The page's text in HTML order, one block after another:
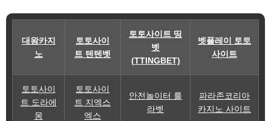
대왕카지
노
토토사이
트 텐텐벳
토토사이트 띵
벳
(TTINGBET)
벳플레이 토토
사이트
토토사이
트 도라에
몽
토토사이
트 지엑스
엑스
안전놀이터 룰
라벳
파라존코리아
카지노 사이트